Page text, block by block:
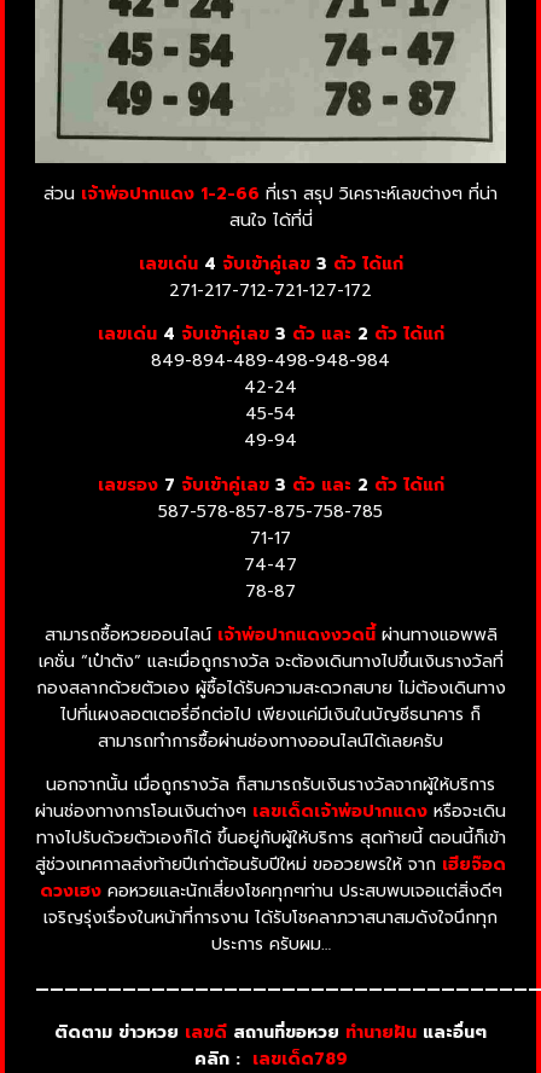
ส่วน เจ้าพ่อปากแดง 1-2-66 ที่เรา สรุป วิเคราะห์เลขต่างๆ ที่น่า
สนใจ ได้ที่นี่
เลขเด่น4 จับเข้าคู่เลข3 ตัว ได้แก่
271-217-712-721-127-172
เลขเด่น4 จับเข้าคู่เลข3 ตัว และ 2 ตัว ได้แก่
849-894-489-498-948-984
42-24
45-54
49-94
เลขรอง7 จับเข้าคู่เลข3 ตัว และ 2 ตัว ได้แก่
587-578-857-875-758-785
71-17
74-47
78-87
สามารถซื้อหวยออนไลน์ เจ้าพ่อปากแดงงวดนี้ผ่านทางแอพพลิ
เคชั่น “เป๋าตัง” และเมื่อถูกรางวัล จะต้องเดินทางไปขึ้นเงินรางวัลที่
กองสลากด้วยตัวเอง ผู้ซื้อได้รับความสะดวกสบาย ไม่ต้องเดินทาง
ไปที่แผงลอตเตอรี่อีกต่อไป เพียงแค่มีเงินในบัญชีธนาคาร ก็
สามารถทำการซื้อผ่านช่องทางออนไลน์ได้เลยครับ
นอกจากนั้น เมื่อถูกรางวัล ก็สามารถรับเงินรางวัลจากผู้ให้บริการ
ผ่านช่องทางการโอนเงินต่างๆ เลขเด็ดเจ้าพ่อปากแดง หรือจะเดิน
ทางไปรับด้วยตัวเองก็ได้ ขึ้นอยู่กับผู้ให้บริการ สุดท้ายนี้ ตอนนี้ก็เข้า
สู่ช่วงเทศกาลส่งท้ายปีเก่าต้อนรับปีใหม่ ขออวยพรให้ จาก เฮียจ๊อด
ดวงเฮง คอหวยและนักเสี่ยงโชคทุกๆท่านประสบพบเจอแต่สิ่งดีๆ
เจริญรุ่งเรื่องในหน้าที่การงาน ได้รับโชคลาภวาสนาสมดังใจนึกทุก
ประการ ครับผม…
ติดตาม ข่าวหวย เลขดี สถานที่ขอหวย ทำนายฝัน และอื่นๆ
คลิก : เลขเด็ด789